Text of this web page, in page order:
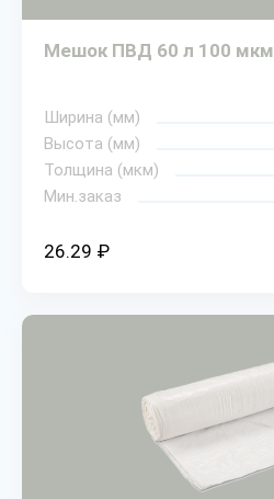
Мешок ПВД 60 л 100 мкм
Ширина (мм)
Высота (мм)
Толщина (мкм)
Мин.заказ
26.29 ₽